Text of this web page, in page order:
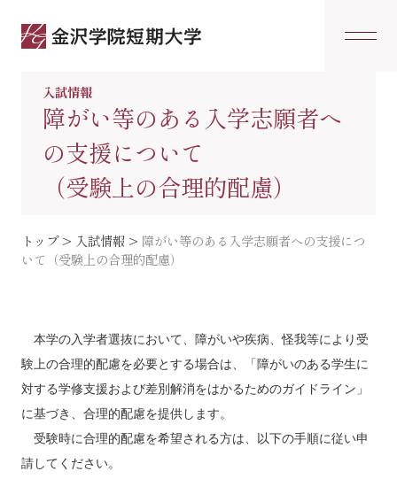
入試情報
障がい等のある入学志願者へ
の支援について
（受験上の合理的配慮）
トップ> 入試情報> 障がい等のある入学志願者への支援につ
いて（受験上の合理的配慮）
本学の入学者選抜において、障がいや疾病、怪我等により受
験上の合理的配慮を必要とする場合は、「障がいのある学生に
対する学修支援および差別解消をはかるためのガイドライン」
に基づき、合理的配慮を提供します。
受験時に合理的配慮を希望される方は、以下の手順に従い申
請してください。